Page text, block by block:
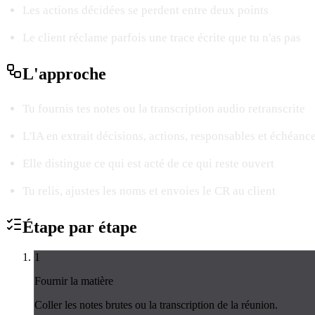
Les actions décidées se perdent entre deux points
Le client réclame parfois une trace écrite que tu n'as pas
L'approche
Tu fournis tes notes ou la transcription audio retranscrite
L'IA en extrait décisions, actions, responsables et
Elle distingue ce qui est acté de ce qui reste ouvert
Tu relis, ajustes les noms et envoies le CR au client
Étape par étape
1
Fournir la matière
Coller les notes brutes ou la transcription de la réunion.